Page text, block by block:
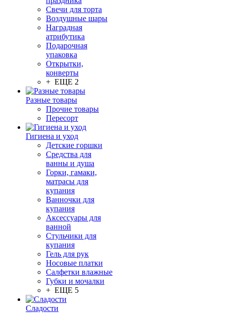
Свечи для торта
Воздушные шары
Наградная
атрибутика
Подарочная
упаковка
Открытки,
конверты
+ ЕЩЕ 2
Разные товары
Прочие товары
Пересорт
Гигиена и уход
Детские горшки
Средства для
ванны и душа
Горки, гамаки,
матрасы для
купания
Ванночки для
купания
Аксессуары для
ванной
Стульчики для
купания
Гель для рук
Носовые платки
Салфетки влажные
Губки и мочалки
+ ЕЩЕ 5
Сладости